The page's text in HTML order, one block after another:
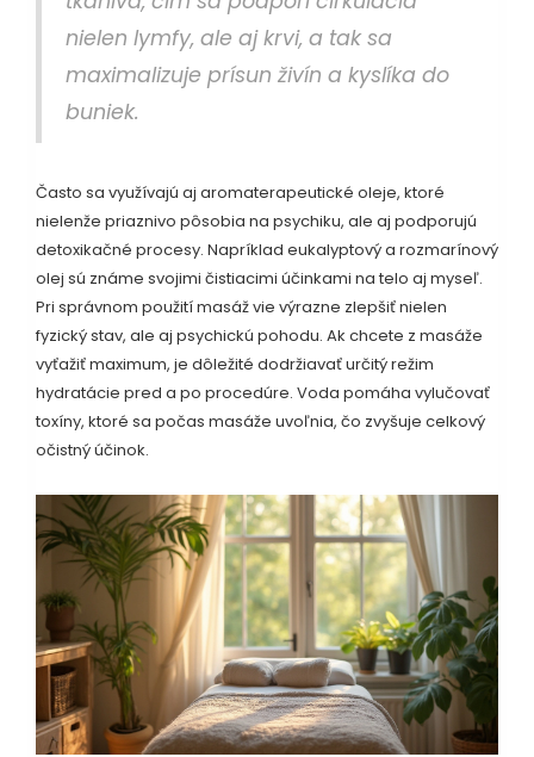
nielen lymfy, ale aj krvi, a tak sa
maximalizuje prísun živín a kyslíka do
buniek.
Často sa využívajú aj aromaterapeutické oleje, ktoré
nielenže priaznivo pôsobia na psychiku, ale aj podporujú
detoxikačné procesy. Napríklad eukalyptový a rozmarínový
olej sú známe svojimi čistiacimi účinkami na telo aj myseľ.
Pri správnom použití masáž vie výrazne zlepšiť nielen
fyzický stav, ale aj psychickú pohodu. Ak chcete z masáže
vyťažiť maximum, je dôležité dodržiavať určitý režim
hydratácie pred a po procedúre. Voda pomáha vylučovať
toxíny, ktoré sa počas masáže uvoľnia, čo zvyšuje celkový
očistný účinok.